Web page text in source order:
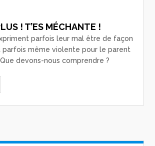
! T’ES MÉCHANTE !
parfois leur mal être de façon
même violente pour le parent
devons-nous comprendre ?